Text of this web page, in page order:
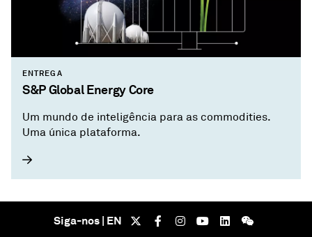
ENTREGA
S&P Global Energy Core
Um mundo de inteligência para as commodities.
Uma única plataforma.
Siga-nos | EN